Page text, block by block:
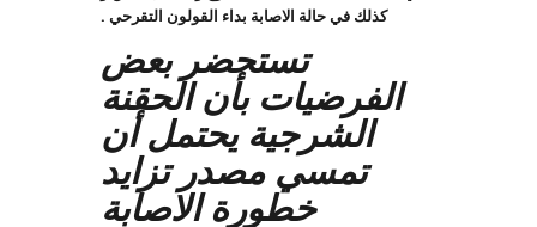
كذلك في حالة الاصابة بداء القولون التقرحي .
تستحضر بعض
الفرضيات بأن الحقنة
الشرجية يحتمل أن
تمسي مصدر تزايد
خطورة الاصابة